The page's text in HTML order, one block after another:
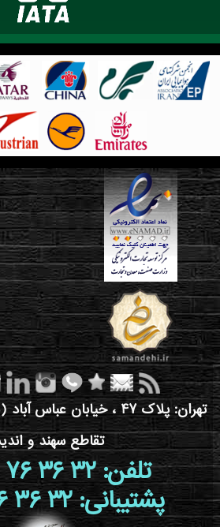
تهران: پلاک 47 ، خیابان
تقاطع سهند و
021-88 76 36 32 :تلفن
0912-876 36 32 :پشتیبانی